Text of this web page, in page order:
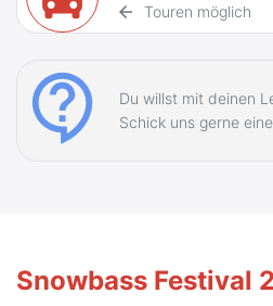
arrow_back Touren möglich
contact_support
Du willst mit deinen
Schick uns gerne
Snowbass Festival